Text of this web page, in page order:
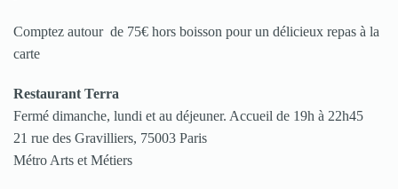
Comptez autour de 75€ hors boisson pour un délicieux repas à la
carte
Restaurant Terra
Fermé dimanche, lundi et au déjeuner. Accueil de 19h à 22h45
21 rue des Gravilliers, 75003 Paris
Métro Arts et Métiers